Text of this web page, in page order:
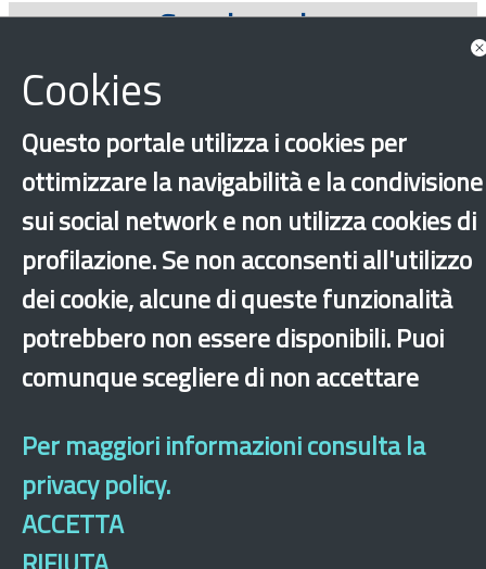
Guarda anche
Approfondimenti
×
Cookies
Questo portale utilizza i cookies per
ottimizzare la navigabilità e la condivisione
sui social network e non utilizza cookies di
profilazione. Se non acconsenti all'utilizzo
dei cookie, alcune di queste funzionalità
potrebbero non essere disponibili. Puoi
comunque scegliere di non accettare
Per maggiori informazioni consulta la
privacy policy.
ACCETTA
Sito archeologico